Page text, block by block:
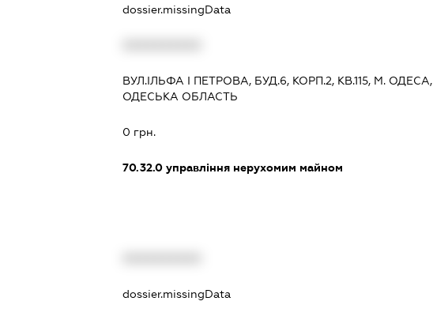
dossier.missingData
ВУЛ.ІЛЬФА І ПЕТРОВА, БУД.6, КОРП.2, КВ.115, М. ОДЕСА,
ОДЕСЬКА ОБЛАСТЬ
0 грн.
70.32.0управління нерухомим майном
dossier.missingData